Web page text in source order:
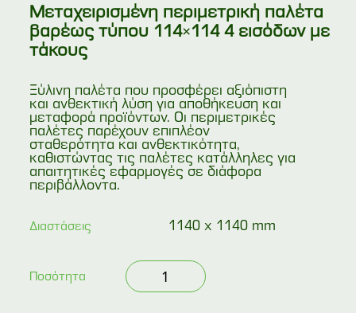
Μεταχειρισμένη περιμετρική παλέτα
βαρέως τύπου 114×114 4 εισόδων με
τάκους
Ξύλινη παλέτα που προσφέρει αξιόπιστη
και ανθεκτική λύση για αποθήκευση και
μεταφορά προϊόντων. Οι περιμετρικές
παλέτες παρέχουν επιπλέον
σταθερότητα και ανθεκτικότητα,
καθιστώντας τις παλέτες κατάλληλες για
απαιτητικές εφαρμογές σε διάφορα
περιβάλλοντα.
Διαστάσεις 1140 x 1140 mm
Ποσότητα
Μεταχειρισμένη
περιμετρική